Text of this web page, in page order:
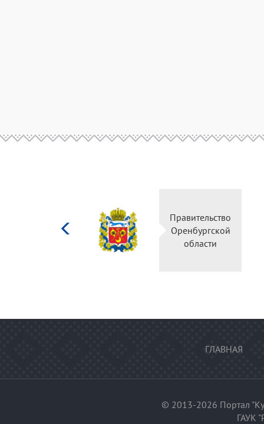
Министерство
культуры
Российской
федерации
ГЛАВНАЯ
© 2013-2026 Портал
ГАУК